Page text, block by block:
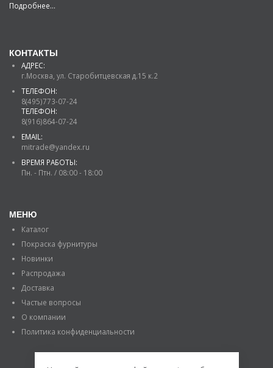
Подробнее...
КОНТАКТЫ
АДРЕС:
г.Москва, ул. Старобитцевская д.15 к.2
ТЕЛЕФОН:
8(495)773-07-24
ТЕЛЕФОН:
8(916)864-07-24
EMAIL:
mitrade@yandex.ru
ВРЕМЯ РАБОТЫ:
Пн. - Птн. / 08:00 - 18:00
МЕНЮ
Каталог
Покраска фурнитуры
Новинки
Распродажа
Доставка
Частые вопросы
О компании
Политика конфиденциальности